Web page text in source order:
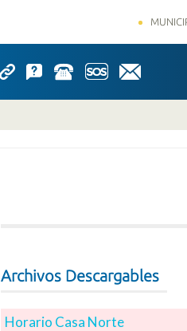
Archivos Descargables
Horario Casa Norte